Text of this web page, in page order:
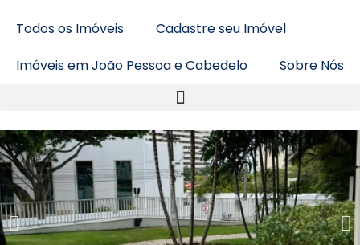
Todos os Imóveis
Cadastre seu Imóvel
Imóveis em João Pessoa e Cabedelo
Sobre Nós